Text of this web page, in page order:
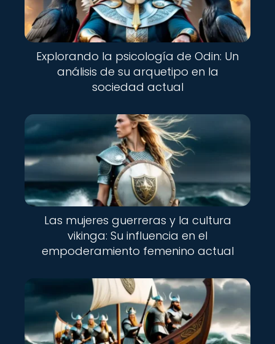
Explorando la psicología de Odin: Un
análisis de su arquetipo en la
sociedad actual
Las mujeres guerreras y la cultura
vikinga: Su influencia en el
empoderamiento femenino actual